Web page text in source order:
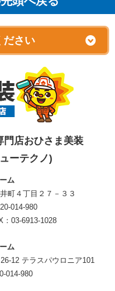
門店おひさま美装
ーテクノ)
ム
町４丁目２７－３３
014-980
03-6913-1028
ム
12 テラスパウロニア101
014-980